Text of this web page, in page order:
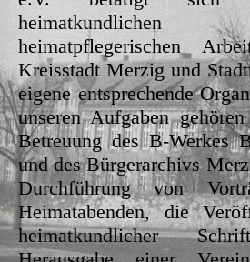
heimatpflegerischen
Kreisstadt Merzig und
eigene entsprechende
unseren Aufgaben
Betreuung des B-Werkes
und des Bürgerarchivs
Durchführung von
Heimatabenden, die
heimatkundlicher